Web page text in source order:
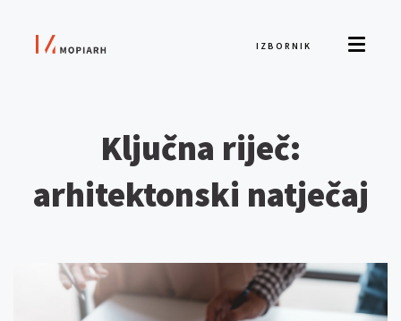
IZBORNIK
Ključna riječ:
arhitektonski natječaj